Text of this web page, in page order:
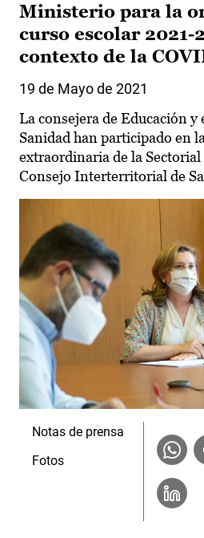
Ministerio para la
curso escolar 2021-
contexto de la
19 de Mayo de 2021
La consejera de Educación y
Sanidad han participado en
extraordinaria de la Sectorial
Consejo Interterritorial de
Notas de prensa
Fotos